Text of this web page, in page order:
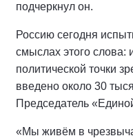
подчеркнул он.
Россию сегодня
смыслах этого слова:
политической точки
введено около 30
Председатель
«Мы живём в